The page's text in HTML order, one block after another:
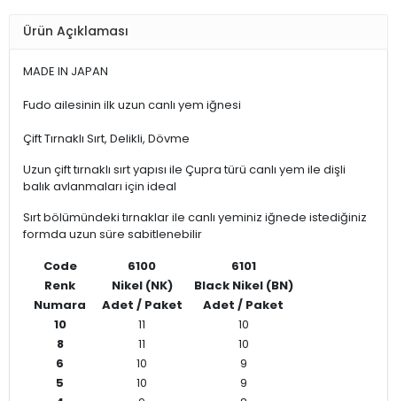
Ürün Açıklaması
MADE IN JAPAN
Fudo ailesinin ilk uzun canlı yem iğnesi
Çift Tırnaklı Sırt, Delikli, Dövme
Uzun çift tırnaklı sırt yapısı ile Çupra türü canlı yem ile dişli
balık avlanmaları için ideal
Sırt bölümündeki tırnaklar ile canlı yeminiz iğnede istediğiniz
formda uzun süre sabitlenebilir
Code
6100
6101
Renk
Nikel (NK)
Black Nikel (BN)
Numara
Adet / Paket
Adet / Paket
10
11
10
8
11
10
6
10
9
5
10
9